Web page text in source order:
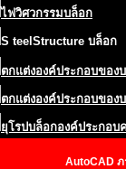
ไฟวิศวกรรมบล็อก
S teel Structure บล็อก
ตกแต่งองค์ประกอบของ
ตกแต่งองค์ประกอบของ
ยุโรปบล็อกองค์ประกอบ
AutoCAD ภ